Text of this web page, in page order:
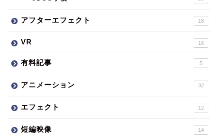
アフターエフェクト 16
VR 16
有料記事 5
アニメーション 32
エフェクト 12
短編映像 14